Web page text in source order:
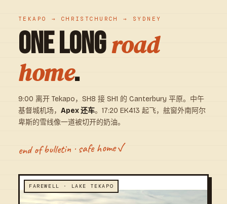
TEKAPO → CHRISTCHURCH → SYDNEY
ONE LONGroad
home.
9:00 离开 Tekapo，SH8 接 SH1 的 Canterbury 平原。中午
基督城机场， Apex 还车。17:20 EK413 起飞，舷窗外南阿尔
卑斯的雪线像一道被切开的奶油。
end of bulletin · safe home ✓
FAREWELL · LAKE TEKAPO